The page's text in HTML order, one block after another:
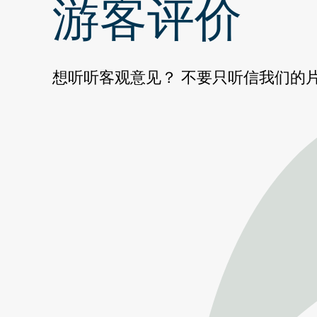
游客评价
想听听客观意见？ 不要只听信我们的